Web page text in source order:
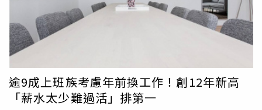
紛留言「為什麼脆（Threads）上每個人的對賬單隨便就是
幾百幾千萬的，連ETF都是隨便幾百張，台灣人這麼有錢
嗎」、「47%有負債會不會是房貸」、「更感動的是原來
40歲以下還是青年嗎」。
逾9成上班族考慮年前換工作！創12年新高
「薪水太少難過活」排第一